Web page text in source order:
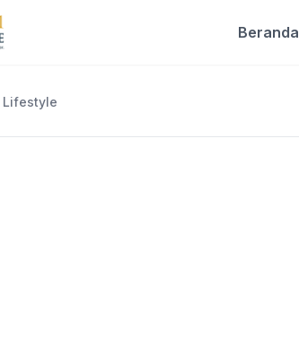
Beranda
Lifestyle